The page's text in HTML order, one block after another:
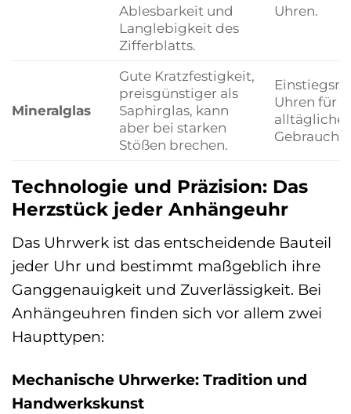
Ablesbarkeit und
Langlebigkeit des
Zifferblatts.
Uhren.
Mineralglas
Gute Kratzfestigkeit,
preisgünstiger als
Saphirglas, kann
aber bei starken
Stößen brechen.
Uhren für
Gebrauch.
Technologie und Präzision: Das
Herzstück jeder Anhängeuhr
Das Uhrwerk ist das entscheidende Bauteil
jeder Uhr und bestimmt maßgeblich ihre
Ganggenauigkeit und Zuverlässigkeit. Bei
Anhängeuhren finden sich vor allem zwei
Haupttypen:
Mechanische Uhrwerke: Tradition und
Handwerkskunst